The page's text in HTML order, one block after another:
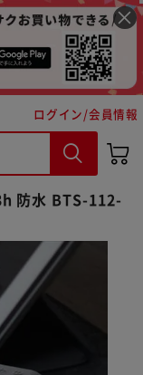
ログイン/会員情報
防水 BTS-112-
手続きへ